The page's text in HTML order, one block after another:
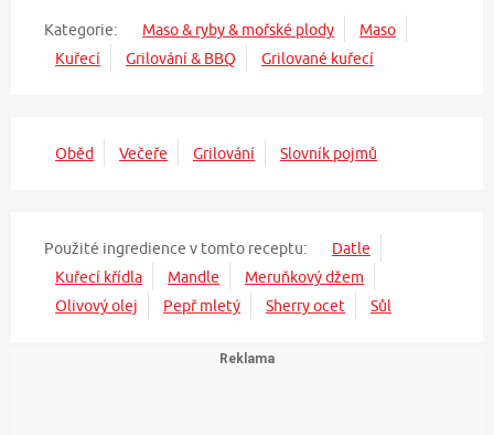
Kategorie: Maso & ryby & mořské plody
Maso
Kuřecí
Grilování & BBQ Grilované kuřecí
Oběd Večeře Grilování Slovník pojmů
Použité ingredience v tomto receptu:
Datle
Kuřecí křídla
Mandle
Meruňkový džem
Olivový olej
Pepř mletý Sherry ocet Sůl